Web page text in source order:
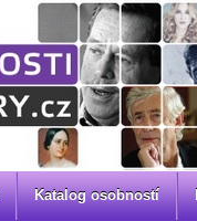
Katalog osobností